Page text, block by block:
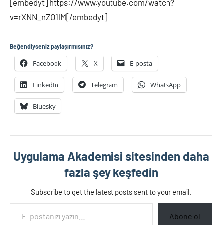
[embedyt] https://www.youtube.com/watch?
v=rXNN_nZO1lM[/embedyt]
Beğendiyseniz paylaşırmısınız?
Facebook X E-posta
LinkedIn Telegram WhatsApp
Bluesky
Uygulama Akademisi sitesinden daha
fazla şey keşfedin
Subscribe to get the latest posts sent to your email.
E-postanızı yazın…
Abone ol